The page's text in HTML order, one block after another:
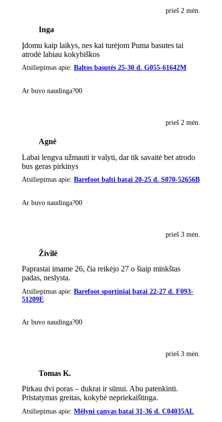
prieš 2 mėn.
Inga
Įdomu kaip laikys, nes kai turėjom Puma basutes tai
atrodė labiau kokybiškos
Atsiliepimas apie: Baltos basutės 25-30 d. G055-61642M
Ar buvo naudinga?00
prieš 2 mėn.
Agnė
Labai lengva užmauti ir valyti, dar tik savaitė bet atrodo
bus geras pirkinys
Atsiliepimas apie: Barefoot balti batai 20-25 d. S070-52656B
Ar buvo naudinga?00
prieš 3 mėn.
Živilė
Paprastai imame 26, čia reikėjo 27 o šiaip minkštas
padas, neslysta.
Atsiliepimas apie: Barefoot sportiniai batai 22-27 d. F093-
51209E
Ar buvo naudinga?00
prieš 3 mėn.
Tomas K.
Pirkau dvi poras – dukrai ir sūnui. Abu patenkinti.
Pristatymas greitas, kokybė nepriekaištinga.
Atsiliepimas apie: Mėlyni canvas batai 31-36 d. C04035AL